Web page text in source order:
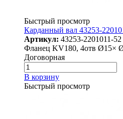
Быстрый просмотр
Карданный вал 43253-
Артикул: 43253-2201011-52
Фланец KV180, 4отв Ø15×
Договорная
В корзину
Быстрый просмотр